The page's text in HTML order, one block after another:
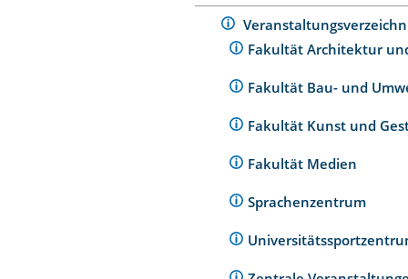
Fakultät Architektur
Fakultät Bau- und
Fakultät Kunst und
Fakultät Medien
Sprachenzentrum